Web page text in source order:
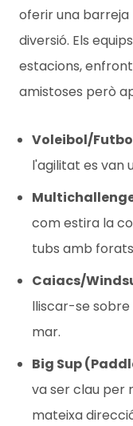
oferir una
diversió. Els
estacions,
amistoses però
Voleibol/
l'agilitat es van
com estira la
tubs amb
Caiacs/
lliscar-se sobre
mar.
Big Sup
va ser clau per
mateixa